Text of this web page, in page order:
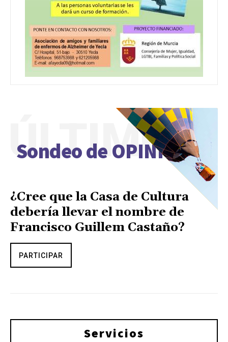
Sondeo de OPINIÓN
ÚLTIMO
¿Cree que la Casa de Cultura
debería llevar el nombre de
Francisco Guillem Castaño?
PARTICIPAR
Servicios